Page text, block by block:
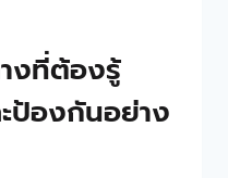
งที่ต้องรู้
ป้องกันอย่าง